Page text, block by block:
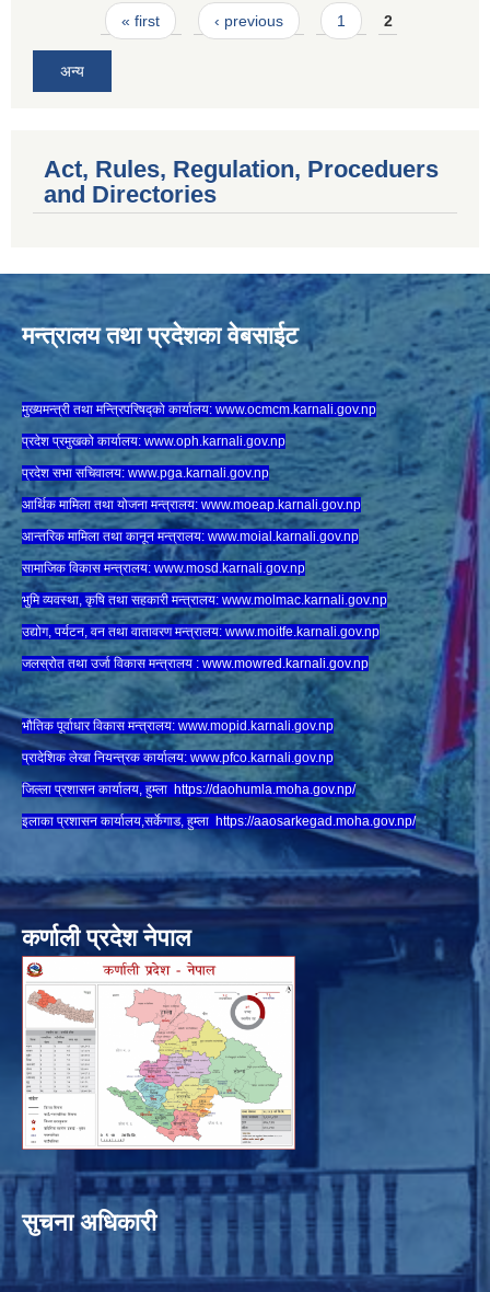
Pages« first ‹ previous 1 2
अन्य
Act, Rules, Regulation, Proceduers
and Directories
मन्त्रालय तथा प्रदेशका वेबसाईट
मुख्यमन्त्री तथा मन्त्रिपरिषद्को कार्यालय: www.ocmcm.karnali.gov.np
प्रदेश प्रमुखको कार्यालय: www.oph.karnali.gov.np
प्रदेश सभा सचिवालय: www.pga.karnali.gov.np
आर्थिक मामिला तथा योजना मन्त्रालय: www.moeap.karnali.gov.np
आन्तरिक मामिला तथा कानून मन्त्रालय: www.moial.karnali.gov.np
सामाजिक विकास मन्त्रालय: www.mosd.karnali.gov.np
भुमि व्यवस्था, कृषि तथा सहकारी मन्त्रालय: www.molmac.karnali.gov.np
उद्योग, पर्यटन, वन तथा वातावरण मन्त्रालय: www.moitfe.karnali.gov.np
जलस्रोत तथा उर्जा विकास मन्त्रालय : www.mowred.karnali.gov.np
भौतिक पूर्वाधार विकास मन्त्रालय: www.mopid.karnali.gov.np
प्रादेशिक लेखा नियन्त्रक कार्यालय: www.pfco.karnali.gov.np
जिल्ला प्रशासन कार्यालय, हुम्ला https://daohumla.moha.gov.np/
इलाका प्रशासन कार्यालय,सर्केगाड, हुम्ला https://aaosarkegad.moha.gov.np/
कर्णाली प्रदेश नेपाल
सुचना अधिकारी